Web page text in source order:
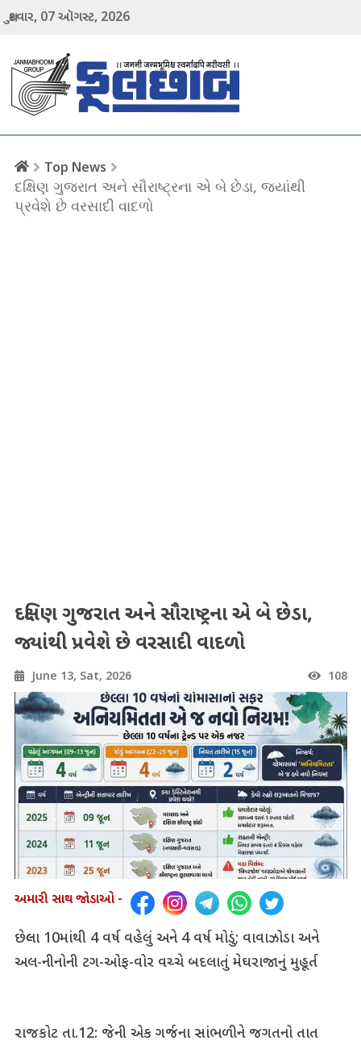
શુક્રવાર, 07ઑગસ્ટ, 2026
Top News
દક્ષિણ ગુજરાત અને સૌરાષ્ટ્રના એ બે છેડા, જ્યાંથી
પ્રવેશે છે વરસાદી વાદળો
દક્ષિણ ગુજરાત અને સૌરાષ્ટ્રના એ બે છેડા,
જ્યાંથી પ્રવેશે છે વરસાદી વાદળો
June 13, Sat, 2026 108
અમારી સાથ જોડાઓ -
છેલ્લા 10માંથી 4 વર્ષ વહેલું અને 4 વર્ષ મોડું; વાવાઝોડા અને
અલ-નીનોની ટગ-ઓફ-વોર વચ્ચે બદલાતું મેઘરાજાનું મુહૂર્ત
રાજકોટ તા.12: જેની એક ગર્જના સાંભળીને જગતનો તાત